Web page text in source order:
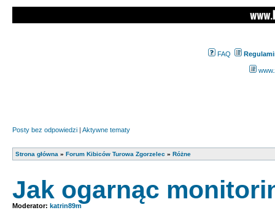
FAQ
Posty bez odpowiedzi | Aktywne tematy
Strona główna » Forum Kibiców Turowa Zgorzelec » Różne
Jak ogarnąc
Moderator: katrin89m